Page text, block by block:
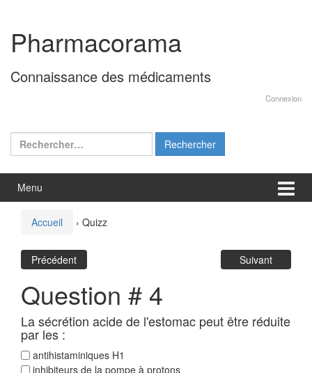
contenu
menu
principal
Pharmacorama
Connaissance des médicaments
Connexion
Rechercher :
Menu
Accueil › Quizz
Précédent Suivant
Question # 4
La sécrétion acide de l'estomac peut être réduite
par les :
antihistaminiques H1
inhibiteurs de la pompe à protons